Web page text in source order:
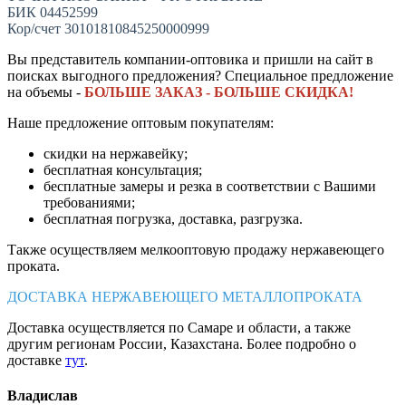
БИК 04452599
Кор/счет 30101810845250000999
Вы представитель компании-оптовика и пришли на сайт в
поисках выгодного предложения? Специальное предложение
на объемы - БОЛЬШЕ ЗАКАЗ - БОЛЬШЕ СКИДКА!
Наше предложение оптовым покупателям:
скидки на нержавейку;
бесплатная консультация;
бесплатные замеры и резка в соответствии с Вашими
требованиями;
бесплатная погрузка, доставка, разгрузка.
Также осуществляем мелкооптовую продажу нержавеющего
проката.
ДОСТАВКА НЕРЖАВЕЮЩЕГО МЕТАЛЛОПРОКАТА
Доставка осуществляется по Самаре и области, а также
другим регионам России, Казахстана. Более подробно о
доставке тут.
Владислав